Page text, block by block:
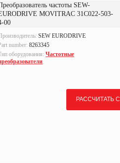
частоты SEW-
MOVITRAC 31C022-503-
00
SEW EURODRIVE
number: 8263345
оборудования: Частотные
РАССЧИТАТЬ